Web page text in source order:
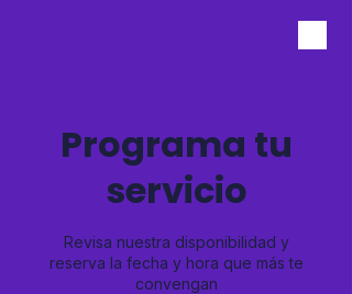
Programa tu
servicio
Revisa nuestra disponibilidad y
reserva la fecha y hora que más te
convengan